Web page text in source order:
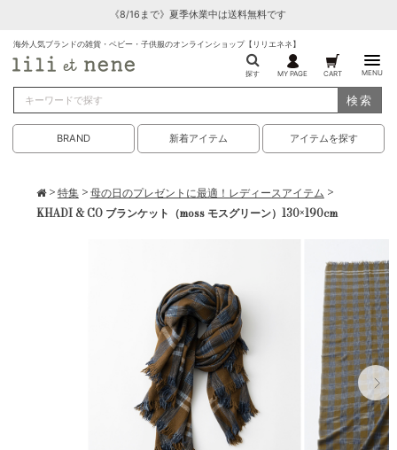
《8/16まで》夏季休業中は送料無料です
海外人気ブランドの雑貨・ベビー・子供服のオンラインショップ【リリエネネ】
探す MY PAGE CART MENU
検索
BRAND 新着アイテム アイテムを探す
>特集>母の日のプレゼントに最適！レディースアイテム >
KHADI & CO ブランケット（moss モスグリーン）130×190cm